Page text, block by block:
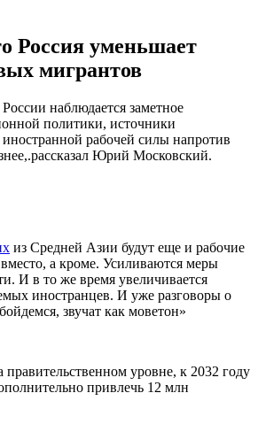
Россия уменьшает
мигрантов
наблюдается заметное
политики, источники
рабочей силы напротив
Юрий Московский.
из Средней Азии будут еще и рабочие
а кроме. Усиливаются меры
И в то же время увеличивается
иностранцев. И уже разговоры о
звучат как моветон»
правительственном уровне, к 2032 году
привлечь 12 млн